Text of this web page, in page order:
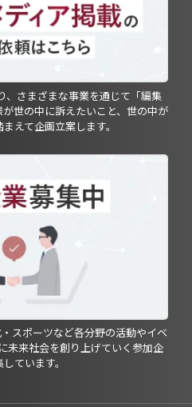
、さまざまな事業を通じて「編集
世の中に訴えたいこと、世の中が
えて企画立案します。
スポーツなど各分野の活動やイベ
未来社会を創り上げていく参加企
ています。